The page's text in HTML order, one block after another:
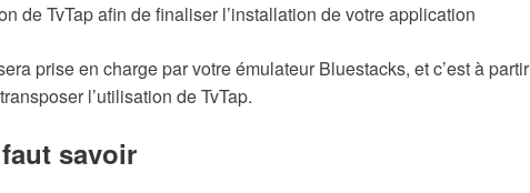
de TvTap afin de finaliser l’installation de votre application
prise en charge par votre émulateur Bluestacks, et c’est à partir
l’utilisation de TvTap.
savoir